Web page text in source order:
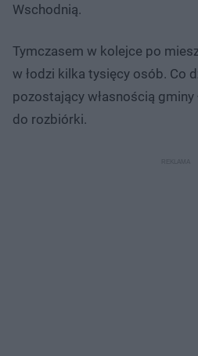
Wschodnią.
Tymczasem w kolejce po
w łodzi kilka tysięcy osób. Co
pozostający własnością
do rozbiórki.